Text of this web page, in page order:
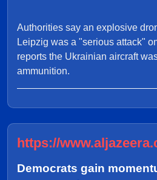
Authorities say an explosive
Leipzig was a "serious attack"
reports the Ukrainian aircraft
ammunition.
https://
Democrats gain